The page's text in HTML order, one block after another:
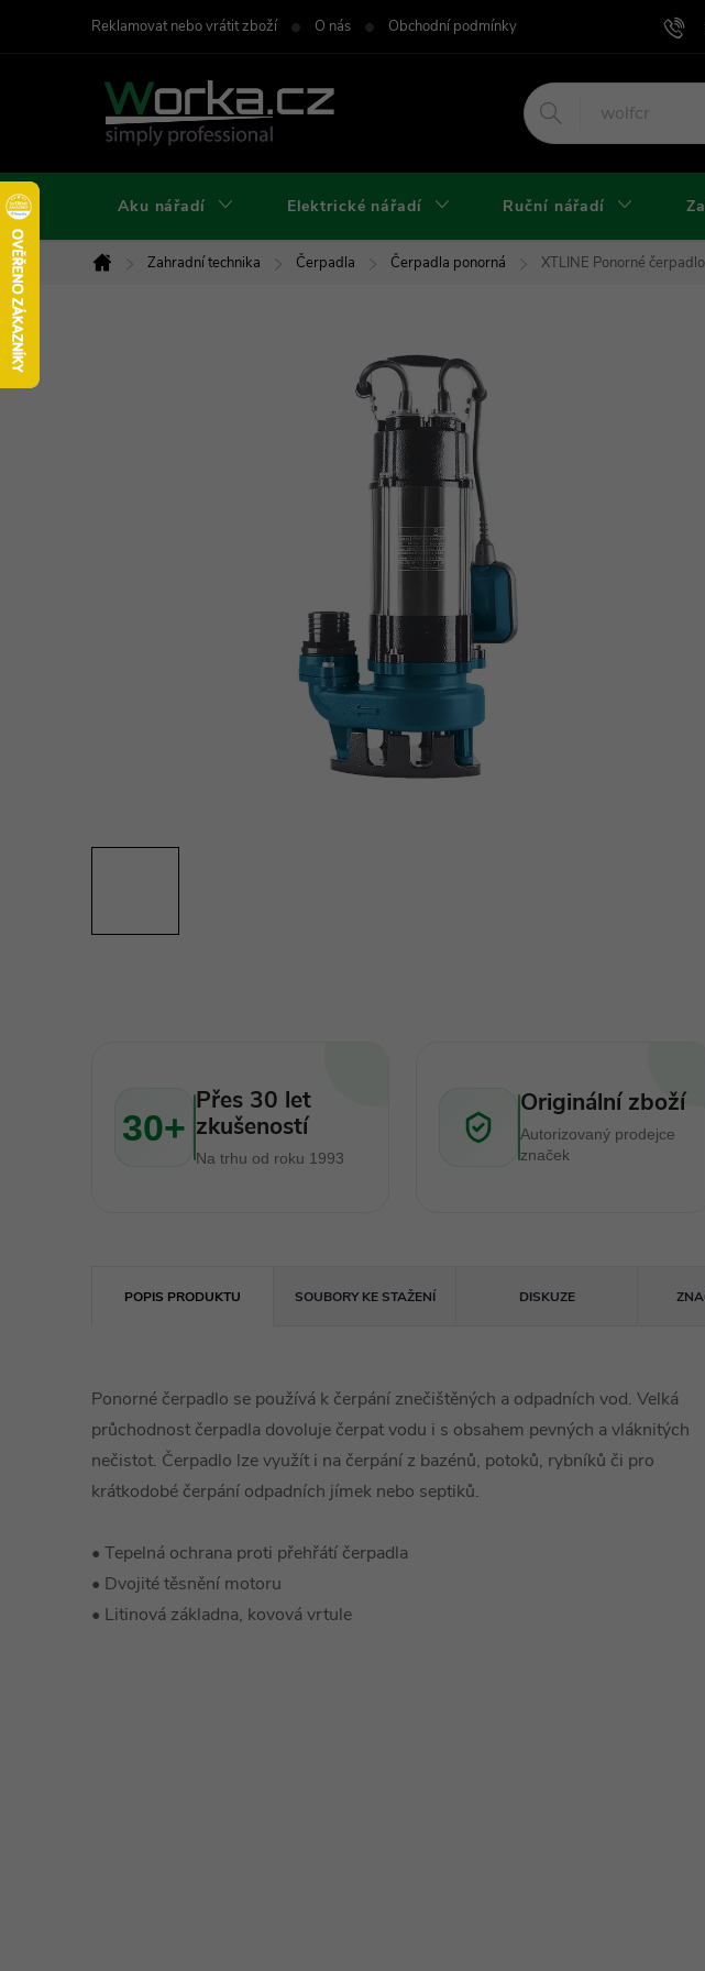
Reklamovat nebo vrátit zboží O nás Obchodní podmínky Podmínky užití webu
Aku nářadí Elektrické nářadí Ruční nářadí
Domů
Zahradní technika Čerpadla Čerpadla ponorná XTLINE Ponorné
30+
Přes 30 let
zkušeností
Na trhu od roku 1993
Originální zboží
Autorizovaný prodejce
značek
POPIS PRODUKTU SOUBORY KE STAŽENÍ DISKUZE
Ponorné čerpadlo se používá k čerpání znečištěných a odpadních vod. Velká
průchodnost čerpadla dovoluje čerpat vodu i s obsahem pevných a vláknitých
nečistot. Čerpadlo lze využít i na čerpání z bazénů, potoků, rybníků či pro
krátkodobé čerpání odpadních jímek nebo septiků.
• Tepelná ochrana proti přehřátí čerpadla
• Dvojité těsnění motoru
• Litinová základna, kovová vrtule